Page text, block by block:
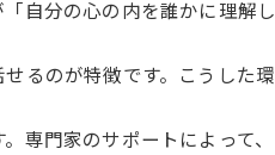
自分の心の内を誰かに理解し
るのが特徴です。こうした環
専門家のサポートによって、